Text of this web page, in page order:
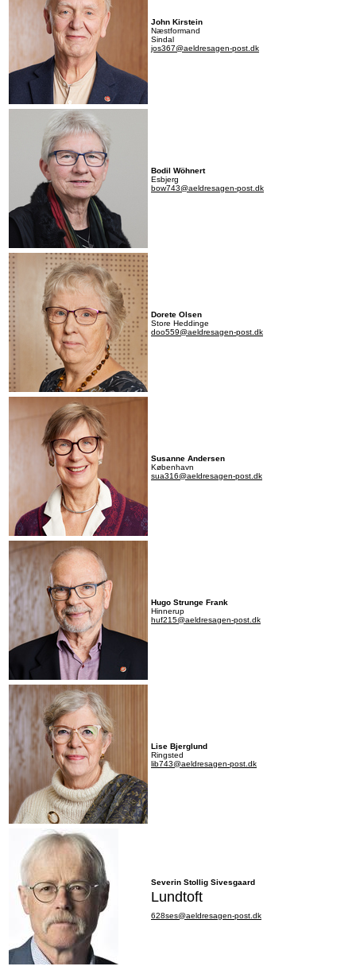
John Kirstein
Næstformand
Sindal
jos367@aeldresagen-post.dk
Bodil Wöhnert
Esbjerg
bow743@aeldresagen-post.dk
Dorete Olsen
Store Heddinge
doo559@aeldresagen-post.dk
Susanne Andersen
København
sua316@aeldresagen-post.dk
Hugo Strunge Frank
Hinnerup
huf215@aeldresagen-post.dk
Lise Bjerglund
Ringsted
lib743@aeldresagen-post.dk
Severin Stollig Sivesgaard
Lundtoft
628ses@aeldresagen-post.dk